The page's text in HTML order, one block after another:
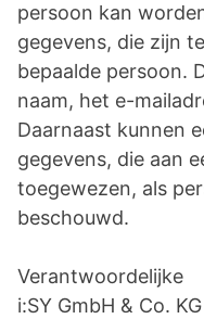
persoon kan
gegevens, die zijn
bepaalde persoon.
naam, het e-
Daarnaast kunnen
gegevens, die aan
toegewezen, als
beschouwd.
Verantwoordelijke
i:SY GmbH & Co. KG